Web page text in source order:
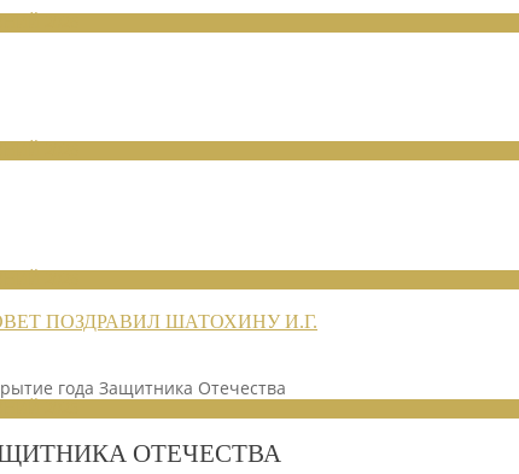
ПОЗДРАВИЛ ШАТОХИНУ И.Г.
года Защитника Отечества
ОТЕЧЕСТВА